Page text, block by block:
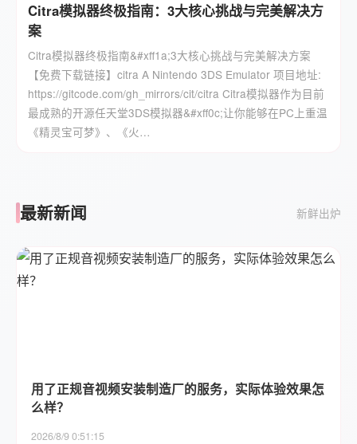
Citra模拟器终极指南：3大核心挑战与完美解决方
案
Citra模拟器终极指南&#xff1a;3大核心挑战与完美解决方案
【免费下载链接】citra A Nintendo 3DS Emulator 项目地址:
https://gitcode.com/gh_mirrors/cit/citra Citra模拟器作为目前
最成熟的开源任天堂3DS模拟器&#xff0c;让你能够在PC上重温
《精灵宝可梦》、《火…
最新新闻 新鲜出炉
用了正规音视频安装制造厂的服务，实际体验效果怎
么样？
2026/8/9 0:51:15